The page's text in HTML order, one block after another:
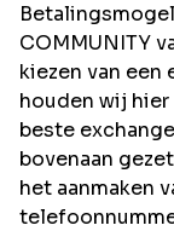
COMMUNITY
kiezen van
houden wij
beste
bovenaan
het aanmaken